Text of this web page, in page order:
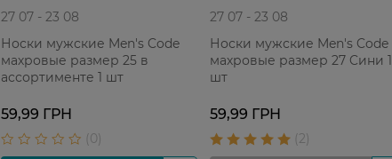
27 07 - 23 08
Носки мужские Men's Code
махровые размер 25 в
ассортименте 1 шт
59,99 ГРН
27 07 - 23 08
Носки мужские Men's Code
махровые размер 27 Cини 1
шт
59,99 ГРН